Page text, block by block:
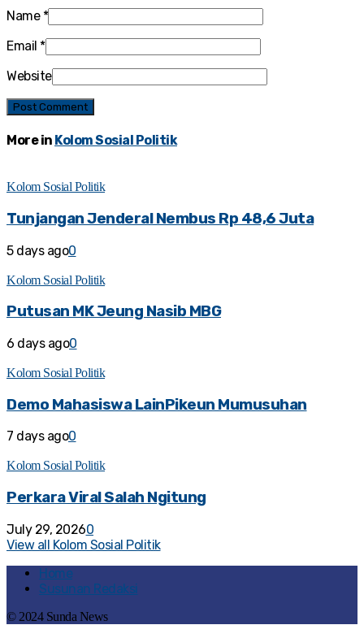
Name *
Email *
Website
More in Kolom Sosial Politik
Kolom Sosial Politik
Tunjangan Jenderal Nembus Rp 48,6 Juta
5 days ago0
Kolom Sosial Politik
Putusan MK Jeung Nasib MBG
6 days ago0
Kolom Sosial Politik
Demo Mahasiswa LainPikeun Mumusuhan
7 days ago0
Kolom Sosial Politik
Perkara Viral Salah Ngitung
July 29, 20260
View all Kolom Sosial Politik
Home
Susunan Redaksi
© 2024 Sunda News